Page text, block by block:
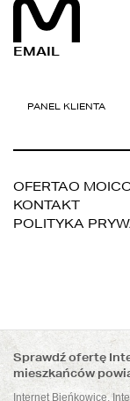
EMAIL
OFERTAO
KONTAKT
POLITYKA
Sprawdź ofertę
mieszkańców
Internet Bieńkowice,